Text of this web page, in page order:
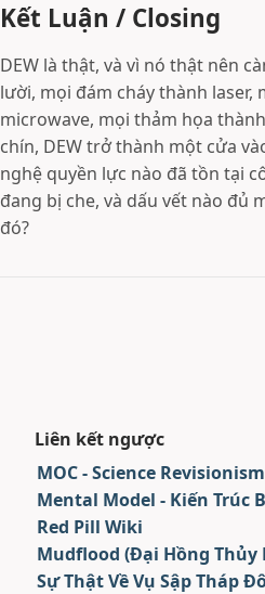
Kết Luận / Closing
DEW là thật, và vì nó thật nên
lười, mọi đám cháy thành
microwave, mọi thảm họa
chín, DEW trở thành một cửa
nghệ quyền lực nào đã tồn tại
đang bị che, và dấu vết nào đủ
đó?
Liên kết ngược
MOC - Science Revisionism
Mental Model - Kiến Trúc
Red Pill Wiki
Mudflood (Đại Hồng Thủy
Sự Thật Về Vụ Sập Tháp